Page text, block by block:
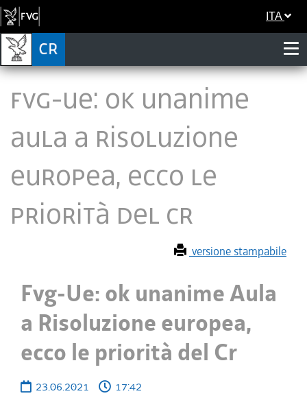
ITA
Fvg-Ue: ok unanime
Aula a Risoluzione
europea, ecco le
priorità del Cr
versione stampabile
Fvg-Ue: ok unanime Aula
a Risoluzione europea,
ecco le priorità del Cr
23.06.2021
17:42